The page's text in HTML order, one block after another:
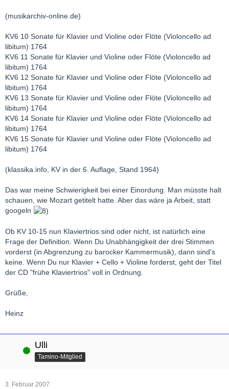
(musikarchiv-online.de)
KV6 10 Sonate für Klavier und Violine oder Flöte (Violoncello ad
libitum) 1764
KV6 11 Sonate für Klavier und Violine oder Flöte (Violoncello ad
libitum) 1764
KV6 12 Sonate für Klavier und Violine oder Flöte (Violoncello ad
libitum) 1764
KV6 13 Sonate für Klavier und Violine oder Flöte (Violoncello ad
libitum) 1764
KV6 14 Sonate für Klavier und Violine oder Flöte (Violoncello ad
libitum) 1764
KV6 15 Sonate für Klavier und Violine oder Flöte (Violoncello ad
libitum) 1764
(klassika.info, KV in der 6. Auflage, Stand 1964)
Das war meine Schwierigkeit bei einer Einordung. Man müsste halt
schauen, wie Mozart getitelt hatte. Aber das wäre ja Arbeit, statt
googeln
Ob KV 10-15 nun Klaviertrios sind oder nicht, ist natürlich eine
Frage der Definition. Wenn Du Unabhängigkeit der drei Stimmen
vorderst (in Abgrenzung zu barocker Kammermusik), dann sind's
keine. Wenn Du nur Klavier + Cello + Violine forderst, geht der Titel
der CD "frühe Klaviertrios" voll in Ordnung.
Grüße,
Heinz
Online Ulli
Tamino-Mitglied
3. Februar 2007